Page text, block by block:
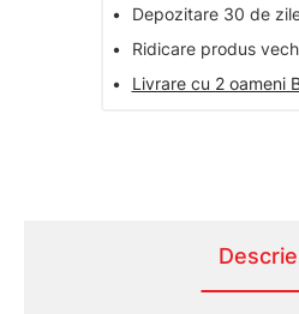
•
Depozitare 30 de
•
Ridicare produs
•
Livrare cu 2 oameni